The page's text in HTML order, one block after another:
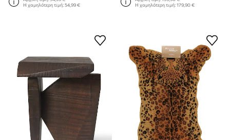
Η χαμηλότερη τιμή:54,99 €
Η χαμηλότερη τιμή:179,90 €